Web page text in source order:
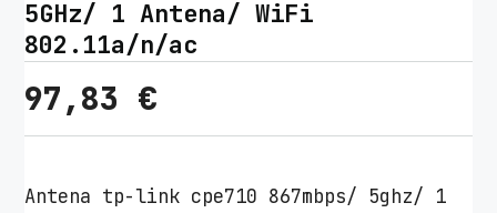
5GHz/ 1 Antena/ WiFi
802.11a/n/ac
97,83 €
Antena tp-link cpe710 867mbps/ 5ghz/ 1